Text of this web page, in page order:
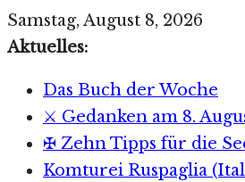
Zum
Inhalt
Samstag, August 8, 2026
Aktuelles:
Das Buch der Woche
⚔️ Gedanken am 8.
✠ Zehn Tipps für die
Komturei Ruspaglia